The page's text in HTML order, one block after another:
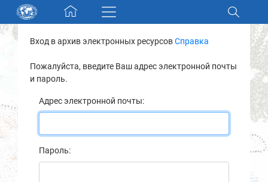
Skip navigation
Разделы и коллекции
Электронный каталог
Новости
О нас
Вход в архив электронных ресурсовСправка
Пожалуйста, введите Ваш адрес электронной почты
и пароль.
Адрес электронной почты:
Пароль: